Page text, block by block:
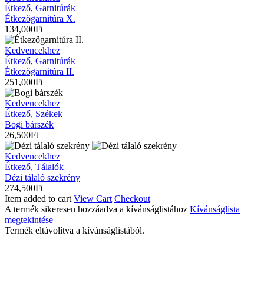
X.
Étkező, Garnitúrák
Étkezőgarnitúra X.
134,000Ft
Étkezőgarnitúra
II.
Kedvencekhez
Étkező, Garnitúrák
Étkezőgarnitúra II.
251,000Ft
Bogi
bárszék
Kedvencekhez
Étkező, Székek
Bogi bárszék
26,500Ft
Dézi
tálaló
szekrény
Kedvencekhez
Étkező, Tálalók
Dézi tálaló szekrény
274,500Ft
Item added to cartView Cart Checkout
A termék sikeresen hozzáadva a kívánságlistához Kívánságlista
megtekintése
Termék eltávolítva a kívánságlistából.